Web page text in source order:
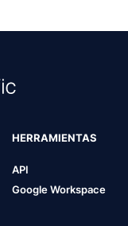
HERRAMIENTAS
API
Google Workspace